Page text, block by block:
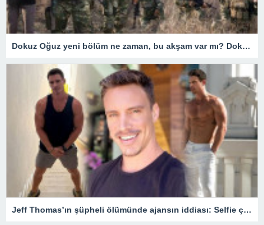
Dokuz Oğuz yeni bölüm ne zaman, bu akşam var mı? Dokuz Oğuz hangi gün yayınlanıyor? 18 Mart Fox TV yayın akışı
Jeff Thomas’ın şüpheli ölümünde ajansın iddiası: Selfie çekerken balkondan düştü – Son Dakika Magazin Haberleri